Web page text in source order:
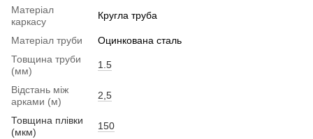
Матеріал
каркасу
Кругла труба
Матеріал труби
Оцинкована сталь
Товщина труби
(мм)
1.5
Відстань між
арками (м)
2,5
Товщина плівки
(мкм)
150